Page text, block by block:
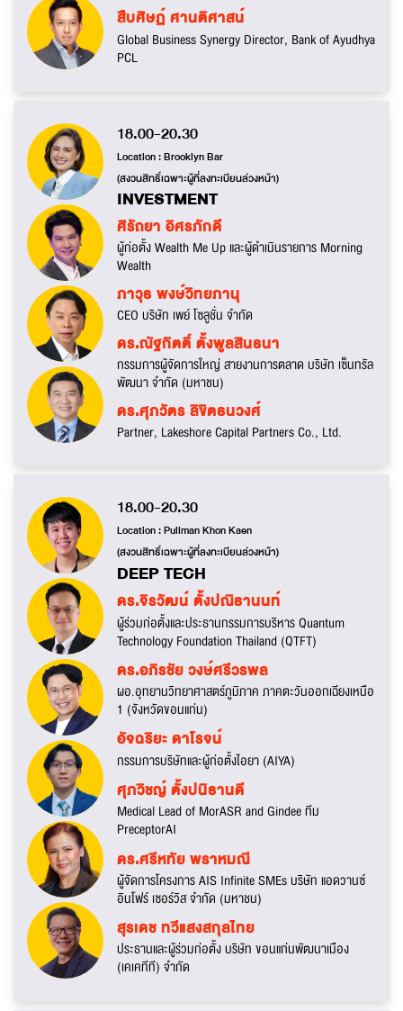
สืบศิษฏ์ ศานติศาสน์
Global Business Synergy Director, Bank of Ayudhya
PCL
18.00-20.30
Location : Brooklyn Bar
(สงวนสิทธิ์เฉพาะผู้ที่ลงทะเบียนล่วงหน้า)
INVESTMENT
ศิรัถยา อิศรภักดี
ผู้ก่อตั้ง Wealth Me Up และผู้ดำเนินรายการ Morning
Wealth
ภาวุธ พงษ์วิทยภานุ
CEO บริษัท เพย์ โซลูชั่น จำกัด
ดร.ณัฐกิตติ์ ตั้งพูลสินธนา
กรรมการผู้จัดการใหญ่ สายงานการตลาด บริษัท เซ็นทรัล
พัฒนา จำกัด (มหาชน)
ดร.ศุภวัตร ลิขิตธนวงศ์
Partner, Lakeshore Capital Partners Co., Ltd.
18.00-20.30
Location : Pullman Khon Kaen
(สงวนสิทธิ์เฉพาะผู้ที่ลงทะเบียนล่วงหน้า)
DEEP TECH
ดร.จิรวัฒน์ ตั้งปณิธานนท์
ผู้ร่วมก่อตั้งและประธานกรรมการบริหาร Quantum
Technology Foundation Thailand (QTFT)
ดร.อภิรชัย วงษ์ศรีวรพล
ผอ.อุทยานวิทยาศาสตร์ภูมิภาค ภาคตะวันออกเฉียงเหนือ
1 (จังหวัดขอนแก่น)
อัจฉริยะ ดาโรจน์
กรรมการบริษัทและผู้ก่อตั้งไอยา (AIYA)
ศุภวิชญ์ ตั้งปนิธานดี
Medical Lead of MorASR and Gindee ทีม
PreceptorAI
ดร.ศรีหทัย พราหมณี
ผู้จัดการโครงการ AIS Infinite SMEs บริษัท แอดวานซ์
อินโฟร์ เซอร์วิส จำกัด (มหาชน)
สุรเดช ทวีแสงสกุลไทย
ประธานและผู้ร่วมก่อตั้ง บริษัท ขอนแก่นพัฒนาเมือง
(เคเคทีที) จำกัด